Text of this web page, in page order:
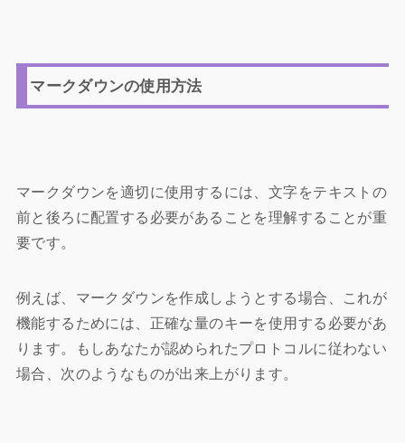
マークダウンの使用方法
マークダウンを適切に使用するには、文字をテキストの
前と後ろに配置する必要があることを理解することが重
要です。
例えば、マークダウンを作成しようとする場合、これが
機能するためには、正確な量のキーを使用する必要があ
ります。もしあなたが認められたプロトコルに従わない
場合、次のようなものが出来上がります。